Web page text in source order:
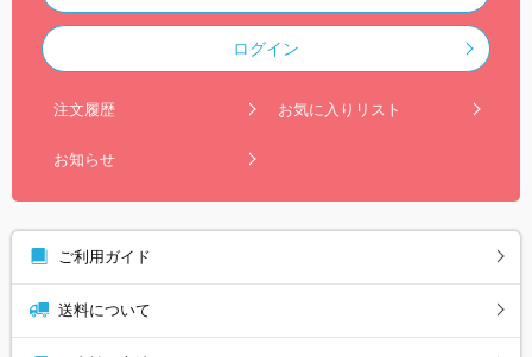
ログイン
注文履歴 お気に入りリスト
お知らせ
ご利用ガイド
送料について